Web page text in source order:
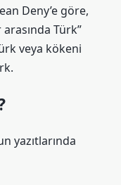
Deny’e göre,
Türk”
veya kökeni
yazıtlarında